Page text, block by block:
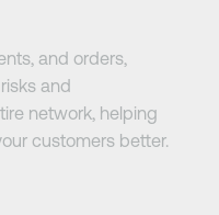
and orders,
and
network, helping
customers better.